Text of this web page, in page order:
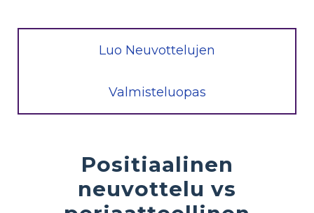
Luo Neuvottelujen
Valmisteluopas
Positiaalinen
neuvottelu vs